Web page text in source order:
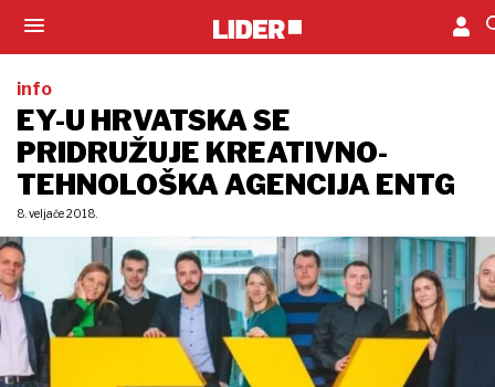
info
EY-U HRVATSKA SE
PRIDRUŽUJE KREATIVNO-
TEHNOLOŠKA AGENCIJA ENTG
8. veljače 2018.